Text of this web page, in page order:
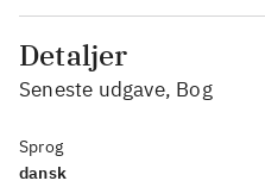
Detaljer
Seneste udgave, Bog
Sprog
dansk